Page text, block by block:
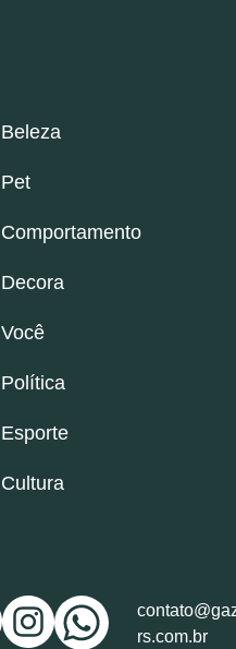
Beleza
Pet
Comportamento
Decora
Você
Política
Esporte
Cultura
rs.com.br